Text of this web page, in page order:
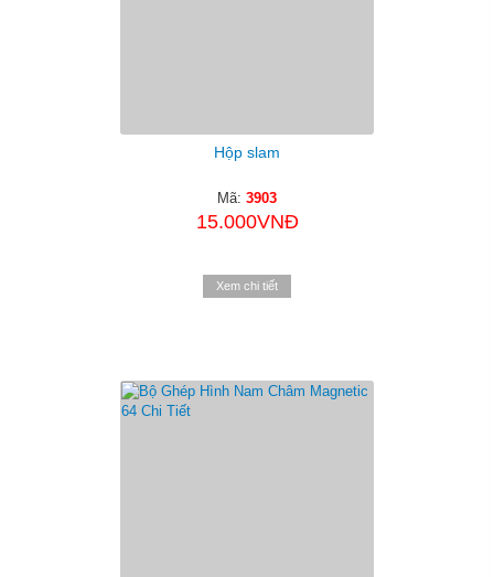
Hộp slam
Mã: 3903
15.000VNĐ
Xem chi tiết